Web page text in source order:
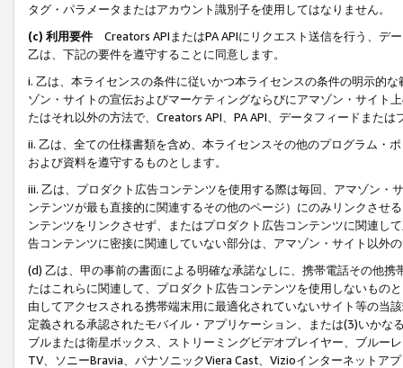
タグ・パラメータまたはアカウント識別子を使用してはなりません。
(c) 利用要件 Creators APIまたはPA APIにリクエスト送信を行う、デ
乙は、下記の要件を遵守することに同意します。
i. 乙は、本ライセンスの条件に従いかつ本ライセンスの条件の明示的
ゾン・サイトの宣伝およびマーケティングならびにアマゾン・サイト
たはそれ以外の方法で、Creators API、PA API、データフィードまた
ii. 乙は、全ての仕様書類を含め、本ライセンスその他のプログラム・
および資料を遵守するものとします。
iii. 乙は、プロダクト広告コンテンツを使用する際は毎回、アマゾン
ンテンツが最も直接的に関連するその他のページ）にのみリンクさせ
ンテンツをリンクさせず、またはプロダクト広告コンテンツに関連し
告コンテンツに密接に関連していない部分は、アマゾン・サイト以外
(d) 乙は、甲の事前の書面による明確な承諾なしに、携帯電話その他
たはこれらに関連して、プロダクト広告コンテンツを使用しないもの
由してアクセスされる携帯端末用に最適化されていないサイト等の当
定義される承認されたモバイル・アプリケーション、または(3)いか
ブルまたは衛星ボックス、ストリーミングビデオプレイヤー、ブルー
TV、ソニーBravia、パナソニックViera Cast、Vizioインターネットア